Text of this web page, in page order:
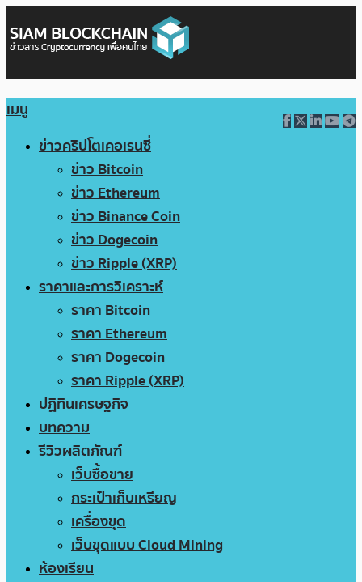
เมนู
ข่าวคริปโตเคอเรนซี่
ข่าว Bitcoin
ข่าว Ethereum
ข่าว Binance Coin
ข่าว Dogecoin
ข่าว Ripple (XRP)
ราคาและการวิเคราะห์
ราคา Bitcoin
ราคา Ethereum
ราคา Dogecoin
ราคา Ripple (XRP)
ปฏิทินเศรษฐกิจ
บทความ
รีวิวผลิตภัณฑ์
เว็บซื้อขาย
กระเป๋าเก็บเหรียญ
เครื่องขุด
เว็บขุดแบบ Cloud Mining
ห้องเรียน